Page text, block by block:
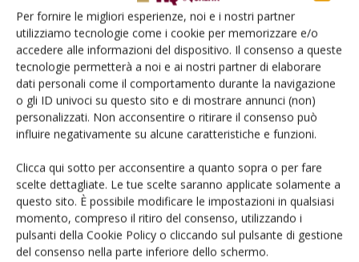
Per fornire le migliori esperienze, noi e i nostri partner
utilizziamo tecnologie come i cookie per memorizzare e/o
accedere alle informazioni del dispositivo. Il consenso a queste
tecnologie permetterà a noi e ai nostri partner di elaborare
dati personali come il comportamento durante la navigazione
o gli ID univoci su questo sito e di mostrare annunci (non)
personalizzati. Non acconsentire o ritirare il consenso può
influire negativamente su alcune caratteristiche e funzioni.
Clicca qui sotto per acconsentire a quanto sopra o per fare
scelte dettagliate. Le tue scelte saranno applicate solamente a
questo sito. È possibile modificare le impostazioni in qualsiasi
momento, compreso il ritiro del consenso, utilizzando i
pulsanti della Cookie Policy o cliccando sul pulsante di gestione
del consenso nella parte inferiore dello schermo.
Catalogo Aziende e Prodotti
Un modo semplice per cercare un'azienda o un
prodotto!
Cerca adesso
L'Esperto risponde
I consigli di Terra e Vita agli agricoltori
Cerca adesso